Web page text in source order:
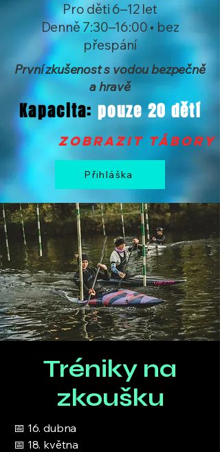
Pro děti 6–12 let
Denně 7:30–16:00 • bez
přespání
První zkušenost s vodou bezpečně
a hravě
Kapacita:pouze 20 dětí
zobrazit tábory
Přihláška
Tréniky na
zkoušku
📅 16. dubna
📅 18. května